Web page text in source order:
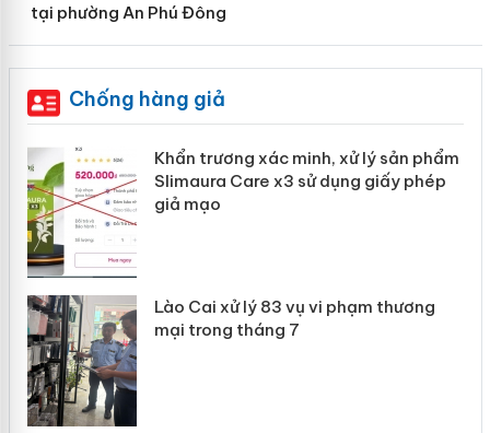
tại phường An Phú Đông
Chống hàng giả
Khẩn trương xác minh, xử lý sản phẩm
Slimaura Care x3 sử dụng giấy phép
giả mạo
Lào Cai xử lý 83 vụ vi phạm thương
mại trong tháng 7